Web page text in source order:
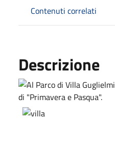
Contenuti correlati
Descrizione